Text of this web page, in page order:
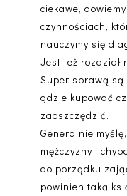
ciekawe,
czynnościach,
nauczymy się
Jest też rozdział
Super sprawą są
gdzie kupować
zaoszczędzić.
Generalnie
mężczyzny i
do porządku
powinien taką